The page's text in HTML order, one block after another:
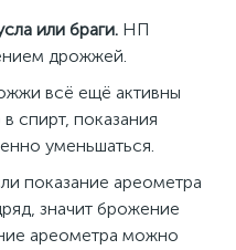
или браги. НП
дрожжей.
всё ещё активны
спирт, показания
уменьшаться.
показание ареометра
значит брожение
ареометра можно